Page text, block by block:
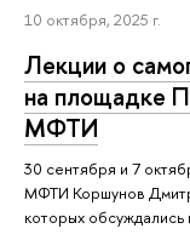
10 октября, 2025 г.
Лекции о
на площадке
МФТИ
30 сентября и 7
МФТИ Коршунов
которых